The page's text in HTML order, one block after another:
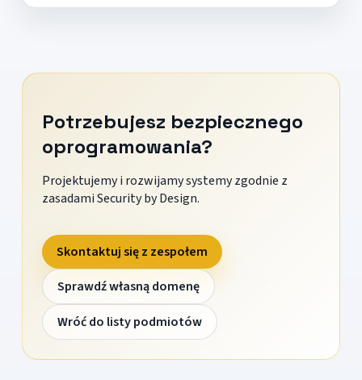
Potrzebujesz bezpiecznego
oprogramowania?
Projektujemy i rozwijamy systemy zgodnie z
zasadami Security by Design.
Skontaktuj się z zespołem
Sprawdź własną domenę
Wróć do listy podmiotów